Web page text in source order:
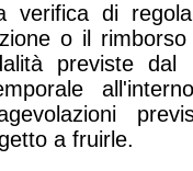
verifica di
o il
previste dal
a fruirle.